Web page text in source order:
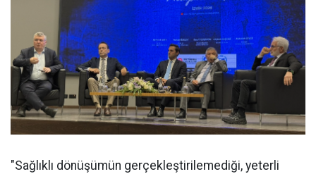
"Sağlıklı dönüşümün gerçekleştirilemediği, yeterli